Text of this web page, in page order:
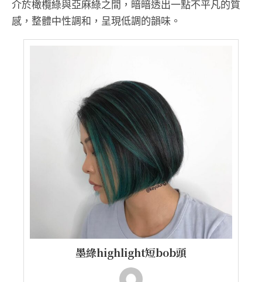
介於橄欖綠與亞麻綠之間，暗暗透出一點不平凡的質
感，整體中性調和，呈現低調的韻味。
墨綠highlight短bob頭